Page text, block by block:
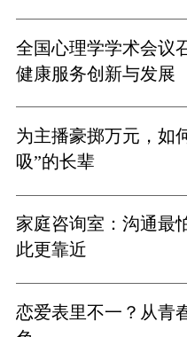
全国心理学学术会议
健康服务创新与发展
为主播豪掷万元，如
吸”的长辈
家庭咨询室：沟通最
此更靠近
恋爱表里不一？从青